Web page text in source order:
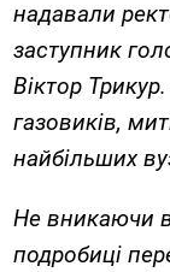
надавали
заступник
Віктор
газовиків,
найбільших
Не вникаючи в
подробиці